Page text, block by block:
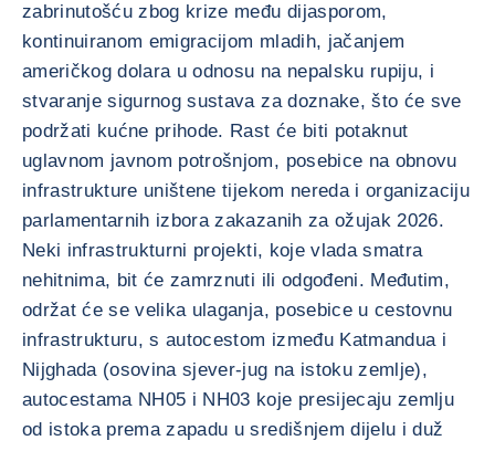
zabrinutošću zbog krize među dijasporom,
kontinuiranom emigracijom mladih, jačanjem
američkog dolara u odnosu na nepalsku rupiju, i
stvaranje sigurnog sustava za doznake, što će sve
podržati kućne prihode. Rast će biti potaknut
uglavnom javnom potrošnjom, posebice na obnovu
infrastrukture uništene tijekom nereda i organizaciju
parlamentarnih izbora zakazanih za ožujak 2026.
Neki infrastrukturni projekti, koje vlada smatra
nehitnima, bit će zamrznuti ili odgođeni. Međutim,
održat će se velika ulaganja, posebice u cestovnu
infrastrukturu, s autocestom između Katmandua i
Nijghada (osovina sjever-jug na istoku zemlje),
autocestama NH05 i NH03 koje presijecaju zemlju
od istoka prema zapadu u središnjem dijelu i duž